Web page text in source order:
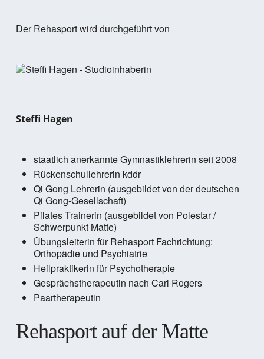
Der Rehasport wird durchgeführt von
Steffi Hagen
staatlich anerkannte Gymnastiklehrerin seit 2008
Rückenschullehrerin kddr
Qi Gong Lehrerin (ausgebildet von der deutschen
Qi Gong-Gesellschaft)
Pilates Trainerin (ausgebildet von Polestar /
Schwerpunkt Matte)
Übungsleiterin für Rehasport Fachrichtung:
Orthopädie und Psychiatrie
Heilpraktikerin für Psychotherapie
Gesprächstherapeutin nach Carl Rogers
Paartherapeutin
Rehasport auf der Matte